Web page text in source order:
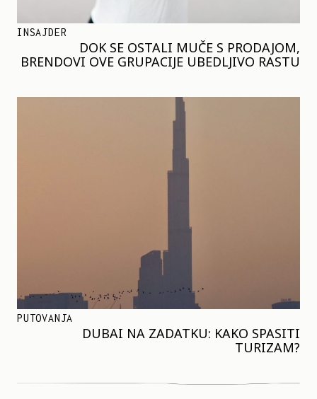
INSAJDER
DOK SE OSTALI MUČE S PRODAJOM,
BRENDOVI OVE GRUPACIJE UBEDLJIVO RASTU
PUTOVANJA
DUBAI NA ZADATKU: KAKO SPASITI
TURIZAM?